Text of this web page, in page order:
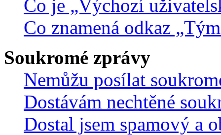
Co je „Výchozí
Co znamená odkaz
Soukromé zprávy
Nemůžu posílat
Dostávám nechtěné
Dostal jsem spamový a